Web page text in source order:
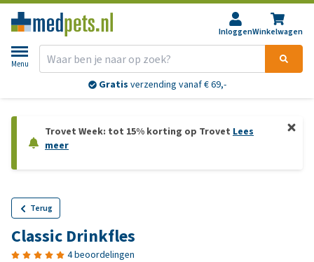
InloggenWinkelwagen
Menu
Gratis verzending vanaf € 69,-
Trovet Week: tot 15% korting op Trovet Lees
meer
Terug
Classic Drinkfles
4 beoordelingen